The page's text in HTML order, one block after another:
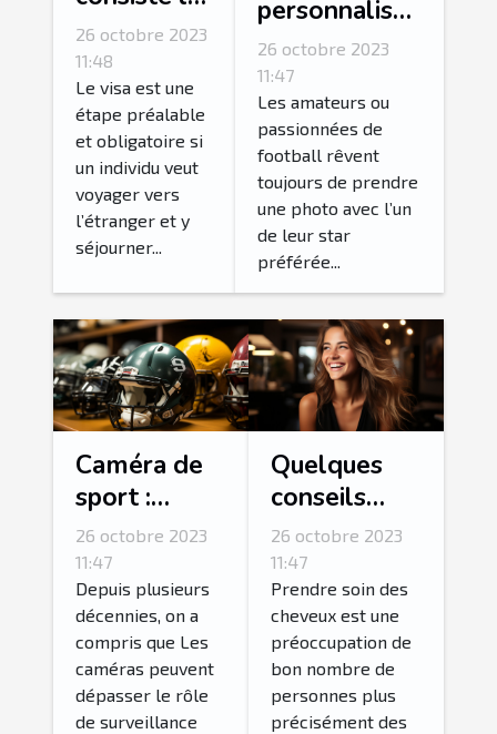
procédure
de
demande
ESTA ?
26 octobre 2023
11:48
Le visa est une
étape préalable
et obligatoire si
un individu veut
voyager vers
l’étranger et y
séjourner...
personnalisée
: comment
personnalisé
sa photo avec
l’une de ses
stars
préférées ?
26 octobre 2023
11:47
Les amateurs ou
passionnées de
football rêvent
toujours de prendre
une photo avec l’un
de leur star
préférée...
Caméra de
sport :
parlons-en !
26 octobre 2023
11:47
Depuis plusieurs
décennies, on a
compris que Les
caméras peuvent
dépasser le rôle
de surveillance
Quelques
conseils
pour
fortifier ses
cheveux ?
26 octobre 2023
11:47
Prendre soin des
cheveux est une
préoccupation de
bon nombre de
personnes plus
précisément des